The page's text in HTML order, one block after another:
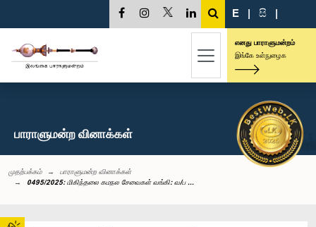
E | සි |
எனது பாராளுமன்றம்
இங்கே உள்நுழைக
பாராளுமன்ற வினாக்கள்
முதற்பக்கம்
பாராளுமன்ற வினாக்கள்
0495/2025: மிகிந்தலை கமநல சேவைகள் வங்கி: வ/ப ...